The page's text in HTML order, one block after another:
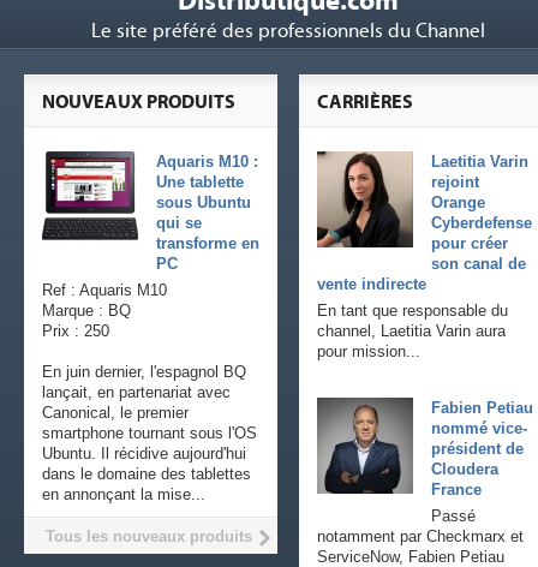
Le site préféré des professionnels du Channel
CARRIÈRES
Laetitia Varin
rejoint
Orange
Cyberdefense
pour créer
son canal de
vente indirecte
En tant que responsable du
channel, Laetitia Varin aura
pour mission...
Fabien Petiau
nommé vice-
président de
Cloudera
France
Passé
notamment par Checkmarx et
ServiceNow, Fabien Petiau
NOUVEAUX PRODUITS
Aquaris M10 :
Une tablette
sous Ubuntu
qui se
transforme en
PC
Ref : Aquaris M10
Marque : BQ
Prix : 250
En juin dernier, l'espagnol BQ
lançait, en partenariat avec
Canonical, le premier
smartphone tournant sous l'OS
Ubuntu. Il récidive aujourd'hui
dans le domaine des tablettes
en annonçant la mise...
Tous les nouveaux produits